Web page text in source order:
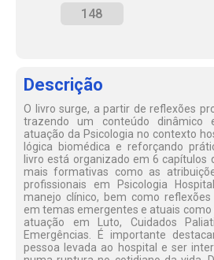
148
Descrição
O livro surge, a partir de reflexões
trazendo um conteúdo dinâmico
atuação da Psicologia no contexto
lógica biomédica e reforçando
livro está organizado em 6 capítulos
mais formativas como as
profissionais em Psicologia
manejo clínico, bem como
em temas emergentes e atuais como
atuação em Luto, Cuidados
Emergências. É importante
pessoa levada ao hospital e ser